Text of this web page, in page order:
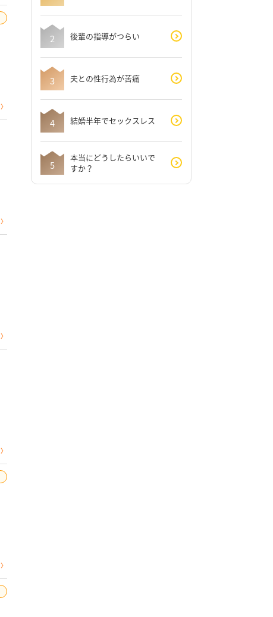
後輩の指導がつらい
夫との性行為が苦痛
結婚半年でセックスレス
本当にどうしたらいいで
すか？